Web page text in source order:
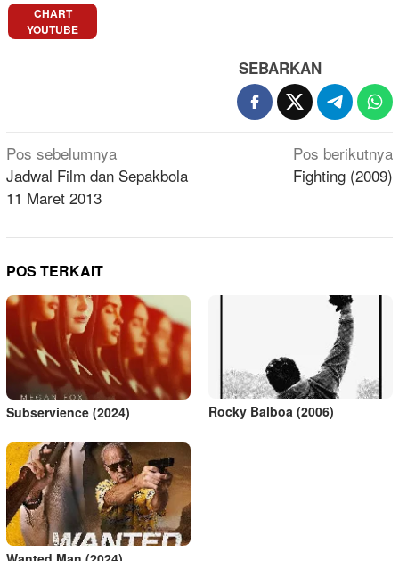
CHART
YOUTUBE
SEBARKAN
Navigasi
pos
Pos sebelumnya
Jadwal Film dan Sepakbola
11 Maret 2013
Pos berikutnya
Fighting (2009)
POS TERKAIT
Subservience (2024) Rocky Balboa (2006)